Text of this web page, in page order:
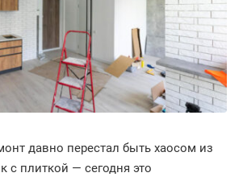
давно перестал быть хаосом из
с плиткой — сегодня это